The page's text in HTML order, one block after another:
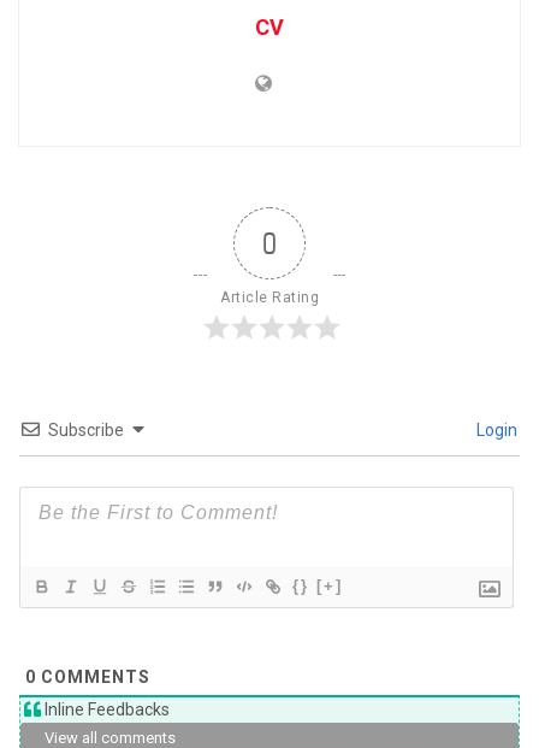
CV
0
Article Rating
Subscribe Login
{} [+]
0 COMMENTS
Inline Feedbacks
View all comments